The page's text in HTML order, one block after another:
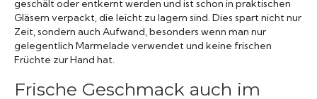
geschält oder entkernt werden und ist schon in praktischen
Gläsern verpackt, die leicht zu lagern sind. Dies spart nicht nur
Zeit, sondern auch Aufwand, besonders wenn man nur
gelegentlich Marmelade verwendet und keine frischen
Früchte zur Hand hat.
Frische Geschmack auch im